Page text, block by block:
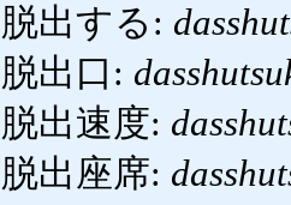
脱出する:
脱出口:
脱出速度:
脱出座席: